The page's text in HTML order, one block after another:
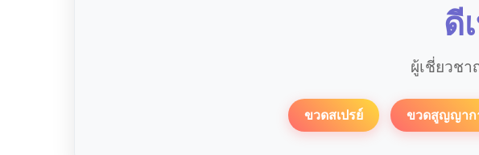
ดี
ผู้เชี่ยวช
ขวดสเปรย์ ขวดสูญญาก